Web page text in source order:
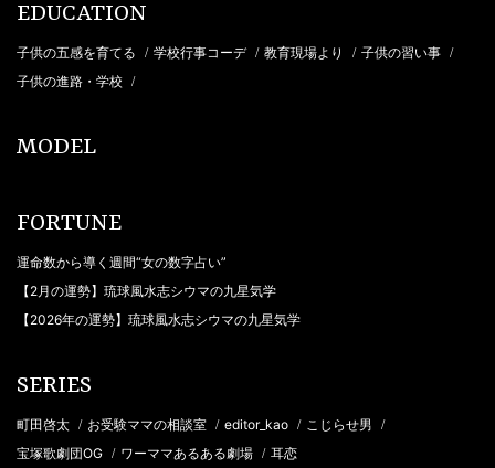
EDUCATION
子供の五感を育てる / 学校行事コーデ / 教育現場より / 子供の習い事 /
子供の進路・学校 /
MODEL
FORTUNE
運命数から導く週間“女の数字占い”
【2月の運勢】琉球風水志シウマの九星気学
【2026年の運勢】琉球風水志シウマの九星気学
SERIES
町田啓太 / お受験ママの相談室 / editor_kao / こじらせ男 /
宝塚歌劇団OG / ワーママあるある劇場 / 耳恋